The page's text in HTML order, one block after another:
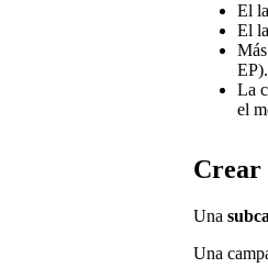
El
El
EP).
La
el
Crear
Una
Una